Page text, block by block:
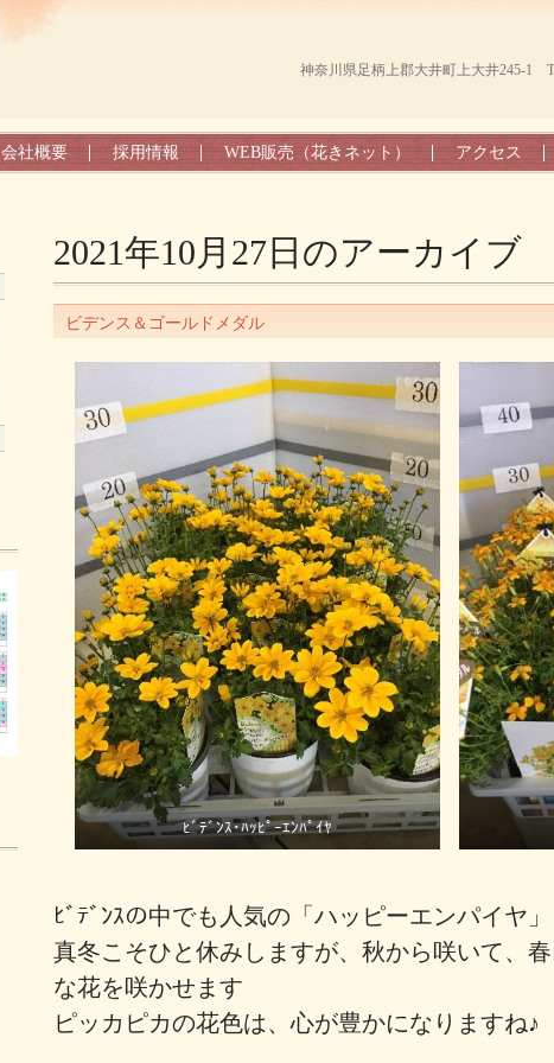
神奈川県足柄上郡大井町上大井245-1
会社概要 採用情報 WEB販売（花きネット） アクセス
2021年10月27日 のアーカイブ
ビデンス＆ゴールドメダル
ﾋﾞﾃﾞﾝｽ･ﾊｯﾋﾟｰｴﾝﾊﾟｲﾔ
ﾋﾞﾃﾞﾝｽの中でも人気の「ハッピーエンパイヤ
真冬こそひと休みしますが、秋から咲いて、
な花を咲かせます
ピッカピカの花色は、心が豊かになりますね♪